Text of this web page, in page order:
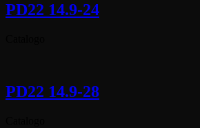
PD22 14.9-24
PD22 14.9-28